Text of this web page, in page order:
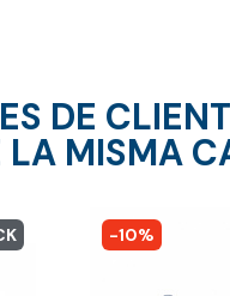
DE
LA MISMA
-10%